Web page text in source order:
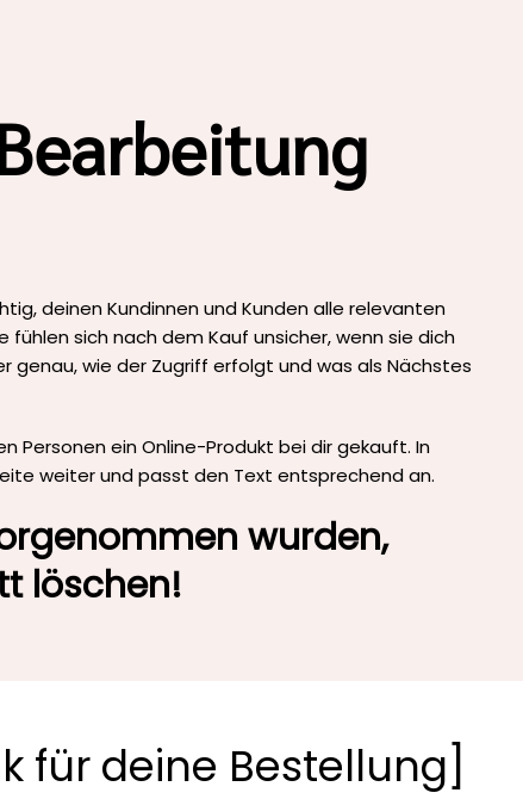
deinen Kundinnen und Kunden alle relevanten
sich nach dem Kauf unsicher, wenn sie dich
genau, wie der Zugriff erfolgt und was als Nächstes
ein Online-Produkt bei dir gekauft. In
weiter und passt den Text entsprechend an.
wurden,
löschen!
für deine Bestellung]